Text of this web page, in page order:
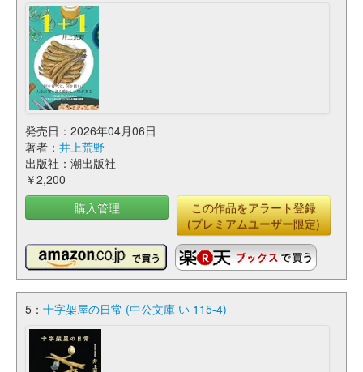
発売日：2026年04月06日
著者： 井上荒野
出版社：潮出版社
￥2,200
購入管理
この作品をアラート登録
(プレミアムユーザー限定)
5： 十字架屋の日常 (中公文庫 い 115-4)